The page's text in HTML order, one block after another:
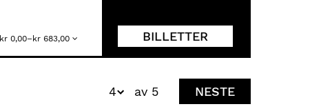
kr 0,00–kr 683,00 BILLETTER
av 5 NESTE